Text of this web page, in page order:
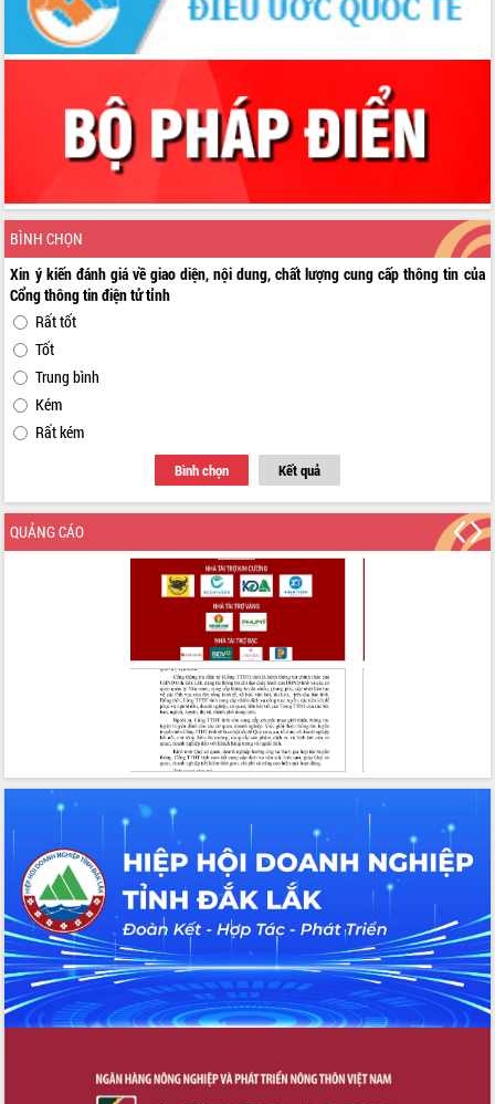
BÌNH CHỌN
Xin ý kiến đánh giá về giao diện, nội dung, chất lượng cung cấp thông tin của
Cổng thông tin điện tử tỉnh
Rất tốt
Tốt
Trung bình
Kém
Rất kém
Bình chọn Kết quả
QUẢNG CÁO